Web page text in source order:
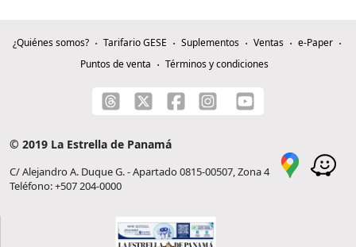
¿Quiénes somos? Tarifario GESE Suplementos Ventas
e-Paper
Puntos de venta
Términos y condiciones
© 2019 La Estrella de Panamá
C/ Alejandro A. Duque G. - Apartado 0815-00507, Zona 4
Teléfono: +507 204-0000